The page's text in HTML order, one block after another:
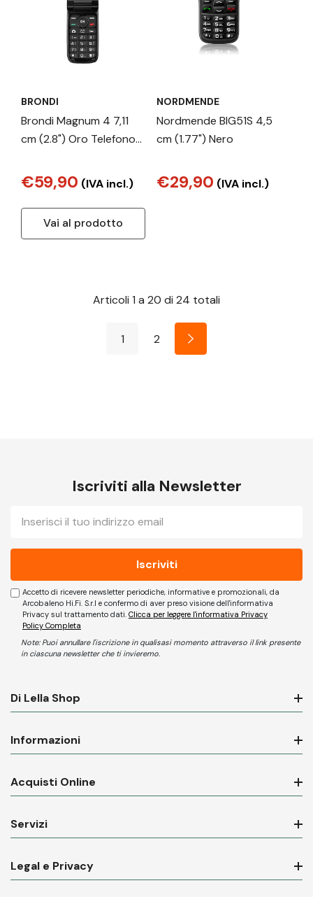
BRONDI
Brondi Magnum 4 7,11
cm (2.8") Oro Telefono
€59,90 (IVA incl.)
Vai al prodotto
NORDMENDE
Nordmende BIG51S 4,5
cm (1.77") Nero
€29,90 (IVA incl.)
Articoli 1 a 20 di 24 totali
1 2
Iscriviti alla Newsletter
Accetto di ricevere newsletter periodiche, informative e promozionali, da
Arcobaleno Hi.Fi. S.r.l e confermo di aver preso visione dell'informativa
Privacy sul trattamento dati. Clicca per leggere l'informativa Privacy
Policy Completa
Note: Puoi annullare l'iscrizione in qualisasi momento attraverso il link presente
in ciascuna newsletter che ti invieremo.
Di Lella Shop
Informazioni
Acquisti Online
Servizi
Legal e Privacy